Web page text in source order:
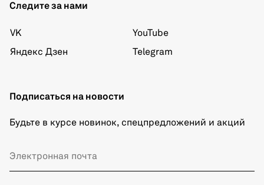
Следите за нами
VK
Яндекс Дзен
YouTube
Telegram
Подписаться на новости
Будьте в курсе новинок, спецпредложений и акций